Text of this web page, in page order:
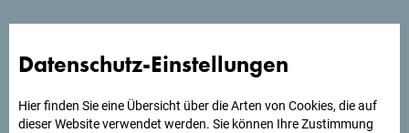
Datenschutz-Einstellungen
Hier finden Sie eine Übersicht über die Arten von Cookies, die auf
dieser Website verwendet werden. Sie können Ihre Zustimmung